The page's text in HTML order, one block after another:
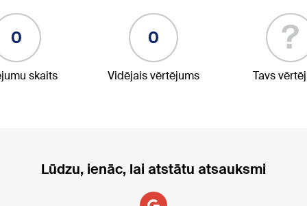
0
skaits
0
Vidējais vērtējums
?
Tavs
Lūdzu, ienāc, lai atstātu atsauksmi